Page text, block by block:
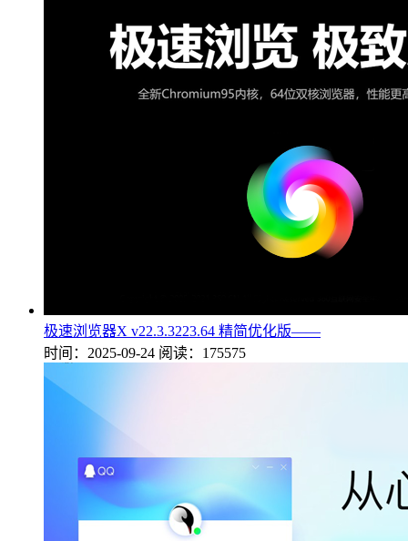
极速浏览器X v22.3.3223.64 精简优化版——
时间：2025-09-24 阅读：175575